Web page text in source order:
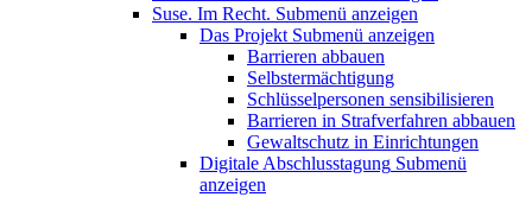
Suse. Im Recht. Submenü anzeigen
Das Projekt Submenü anzeigen
Barrieren abbauen
Selbstermächtigung
Schlüsselpersonen sensibilisieren
Barrieren in Strafverfahren abbauen
Gewaltschutz in Einrichtungen
Digitale Abschlusstagung Submenü
anzeigen